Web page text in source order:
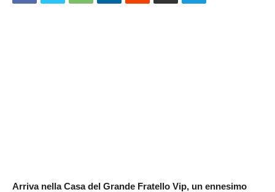
Arriva nella Casa del Grande Fratello Vip, un ennesimo